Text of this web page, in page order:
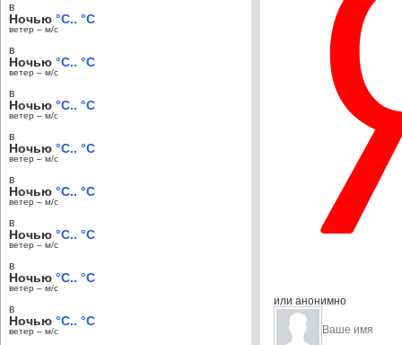
или анонимно
в
Ночью °C.. °C
ветер – м/c
в
Ночью °C.. °C
ветер – м/c
в
Ночью °C.. °C
ветер – м/c
в
Ночью °C.. °C
ветер – м/c
в
Ночью °C.. °C
ветер – м/c
в
Ночью °C.. °C
ветер – м/c
в
Ночью °C.. °C
ветер – м/c
в
Ночью °C.. °C
ветер – м/c